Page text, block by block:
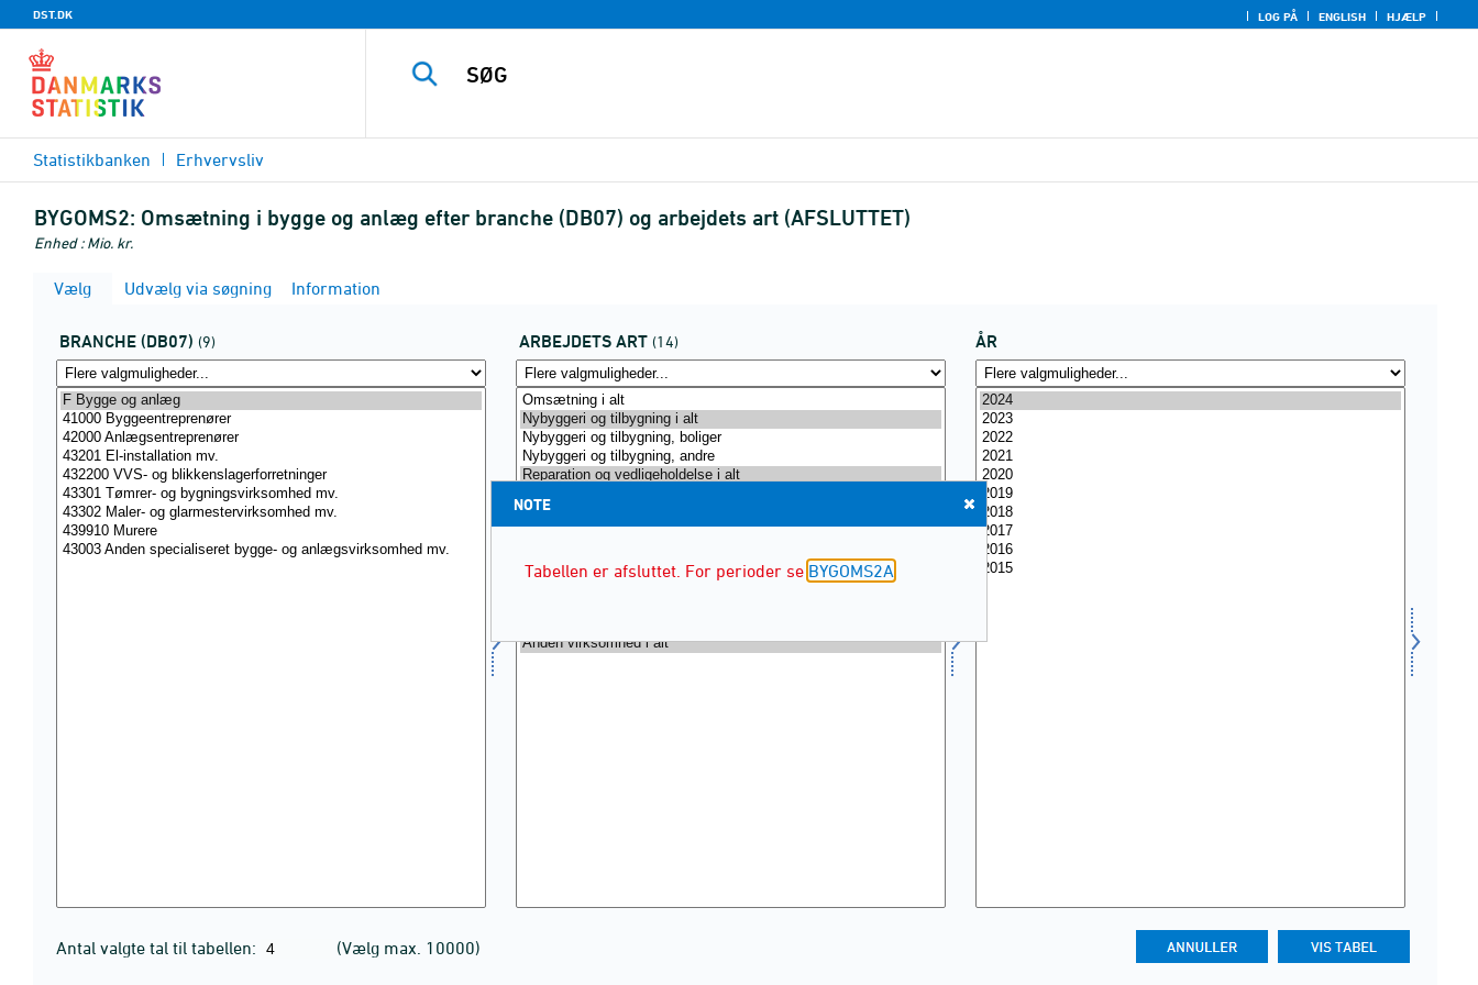
DST.DK LOG PÅ ENGLISH HJÆLP
Statistikbanken Erhvervsliv
BYGOMS2: Omsætning i bygge og anlæg efter branche (DB07) og arbejdets art (AFSLUTTET)
Enhed : Mio. kr.
Vælg Udvælg via søgning Information
BRANCHE (DB07) (9) ARBEJDETS ART (14) ÅR
Antal valgte tal til tabellen: (Vælg max. 10000)
NOTE
Tabellen er afsluttet. For perioder se BYGOMS2A